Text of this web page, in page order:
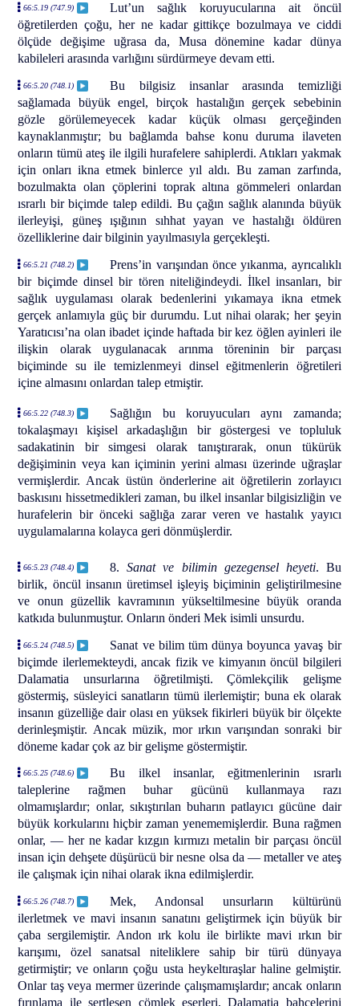
66:5.19 (747.9)
Lut’un sağlık koruyucularına ait öncül
öğretilerden çoğu, her ne kadar gittikçe bozulmaya ve ciddi
ölçüde değişime uğrasa da, Musa dönemine kadar dünya
kabileleri arasında varlığını sürdürmeye devam etti.
66:5.20 (748.1)
Bu bilgisiz insanlar arasında temizliği
sağlamada büyük engel, birçok hastalığın gerçek sebebinin
gözle görülemeyecek kadar küçük olması gerçeğinden
kaynaklanmıştır; bu bağlamda bahse konu duruma ilaveten
onların tümü ateş ile ilgili hurafelere sahiplerdi. Atıkları yakmak
için onları ikna etmek binlerce yıl aldı. Bu zaman zarfında,
bozulmakta olan çöplerini toprak altına gömmeleri onlardan
ısrarlı bir biçimde talep edildi. Bu çağın sağlık alanında büyük
ilerleyişi, güneş ışığının sıhhat yayan ve hastalığı öldüren
özelliklerine dair bilginin yayılmasıyla gerçekleşti.
66:5.21 (748.2)
Prens’in varışından önce yıkanma, ayrıcalıklı
bir biçimde dinsel bir tören niteliğindeydi. İlkel insanları, bir
sağlık uygulaması olarak bedenlerini yıkamaya ikna etmek
gerçek anlamıyla güç bir durumdu. Lut nihai olarak; her şeyin
Yaratıcısı’na olan ibadet içinde haftada bir kez öğlen ayinleri ile
ilişkin olarak uygulanacak arınma töreninin bir parçası
biçiminde su ile temizlenmeyi dinsel eğitmenlerin öğretileri
içine almasını onlardan talep etmiştir.
66:5.22 (748.3)
Sağlığın bu koruyucuları aynı zamanda;
tokalaşmayı kişisel arkadaşlığın bir göstergesi ve topluluk
sadakatinin bir simgesi olarak tanıştırarak, onun tükürük
değişiminin veya kan içiminin yerini alması üzerinde uğraşlar
vermişlerdir. Ancak üstün önderlerine ait öğretilerin zorlayıcı
baskısını hissetmedikleri zaman, bu ilkel insanlar bilgisizliğin ve
hurafelerin bir önceki sağlığa zarar veren ve hastalık yayıcı
uygulamalarına kolayca geri dönmüşlerdir.
66:5.23 (748.4) 8. Sanat ve bilimin gezegensel heyeti. Bu
birlik, öncül insanın üretimsel işleyiş biçiminin geliştirilmesine
ve onun güzellik kavramının yükseltilmesine büyük oranda
katkıda bulunmuştur. Onların önderi Mek isimli unsurdu.
66:5.24 (748.5)
Sanat ve bilim tüm dünya boyunca yavaş bir
biçimde ilerlemekteydi, ancak fizik ve kimyanın öncül bilgileri
Dalamatia unsurlarına öğretilmişti. Çömlekçilik gelişme
göstermiş, süsleyici sanatların tümü ilerlemiştir; buna ek olarak
insanın güzelliğe dair olası en yüksek fikirleri büyük bir ölçekte
derinleşmiştir. Ancak müzik, mor ırkın varışından sonraki bir
döneme kadar çok az bir gelişme göstermiştir.
66:5.25 (748.6)
Bu ilkel insanlar, eğitmenlerinin ısrarlı
taleplerine rağmen buhar gücünü kullanmaya razı
olmamışlardır; onlar, sıkıştırılan buharın patlayıcı gücüne dair
büyük korkularını hiçbir zaman yenememişlerdir. Buna rağmen
onlar, — her ne kadar kızgın kırmızı metalin bir parçası öncül
insan için dehşete düşürücü bir nesne olsa da — metaller ve ateş
ile çalışmak için nihai olarak ikna edilmişlerdir.
66:5.26 (748.7)
Mek, Andonsal unsurların kültürünü
ilerletmek ve mavi insanın sanatını geliştirmek için büyük bir
çaba sergilemiştir. Andon ırk kolu ile birlikte mavi ırkın bir
karışımı, özel sanatsal niteliklere sahip bir türü dünyaya
getirmiştir; ve onların çoğu usta heykeltıraşlar haline gelmiştir.
Onlar taş veya mermer üzerinde çalışmamışlardır; ancak onların
fırınlama ile sertleşen çömlek eserleri, Dalamatia bahçelerini